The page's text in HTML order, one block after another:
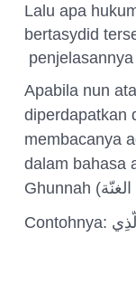
Lalu apa
bertasydid
Apabila nun
diperdapatkan
membacanya
dalam bahasa
Ghunnah (
Contohnya: